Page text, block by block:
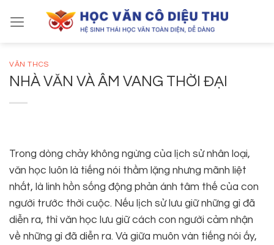
VĂN THCS
NHÀ VĂN VÀ ÂM VANG THỜI ĐẠI
Trong dòng chảy không ngừng của lịch sử nhân loại,
văn học luôn là tiếng nói thầm lặng nhưng mãnh liệt
nhất, là linh hồn sống động phản ánh tâm thế của con
người trước thời cuộc. Nếu lịch sử lưu giữ những gì đã
diễn ra, thì văn học lưu giữ cách con người cảm nhận
về những gì đã diễn ra. Và giữa muôn vàn tiếng nói ấy,